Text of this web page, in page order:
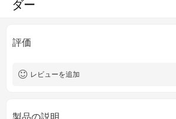
ダー
評価
レビューを追加